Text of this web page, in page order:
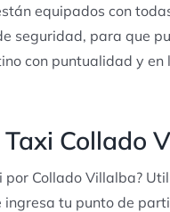
equipados con
seguridad, para que
con puntualidad y en
Collado
Collado Villalba?
tu punto de